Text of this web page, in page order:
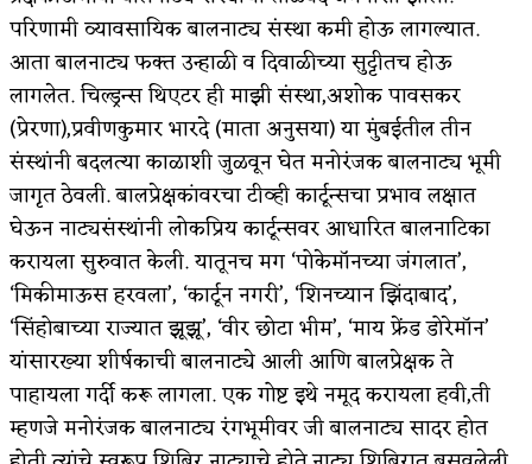
परिणामी व्यावसायिक बालनाट्य संस्था कमी होऊ लागल्यात.
आता बालनाट्य फक्त उन्हाळी व दिवाळीच्या सुट्टीतच होऊ
लागलेत. चिल्ड्रन्स थिएटर ही माझी संस्था,अशोक पावसकर
(प्रेरणा),प्रवीणकुमार भारदे (माता अनुसया) या मुंबईतील तीन
संस्थांनी बदलत्या काळाशी जुळवून घेत मनोरंजक बालनाट्य भूमी
जागृत ठेवली. बालप्रेक्षकांवरचा टीव्ही कार्टून्सचा प्रभाव लक्षात
घेऊन नाट्यसंस्थांनी लोकप्रिय कार्टून्सवर आधारित बालनाटिका
करायला सुरुवात केली. यातूनच मग ‘पोकेमॉनच्या जंगलात’,
‘मिकीमाऊस हरवला’, ‘कार्टून नगरी’, ‘शिनच्यान झिंदाबाद’,
‘सिंहोबाच्या राज्यात झूझू’, ‘वीर छोटा भीम’, ‘माय फ्रेंड डोरेमॉन’
यांसारख्या शीर्षकाची बालनाट्ये आली आणि बालप्रेक्षक ते
पाहायला गर्दी करू लागला. एक गोष्ट इथे नमूद करायला हवी,ती
म्हणजे मनोरंजक बालनाट्य रंगभूमीवर जी बालनाट्य सादर होत